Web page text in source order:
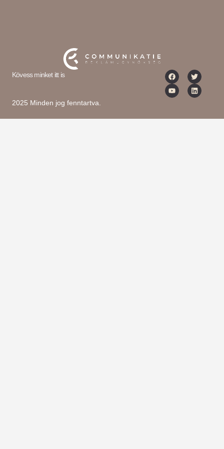
2025 Minden jog fenntartva.
Kövess minket itt is